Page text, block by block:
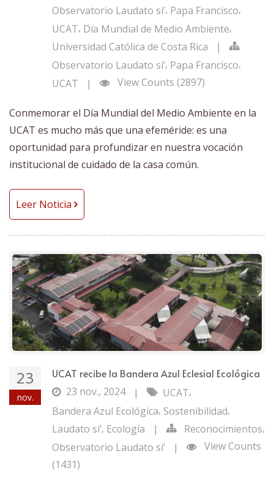
Observatorio Laudato si’, Papa Francisco,
UCAT, Día Mundial de Medio Ambiente,
Universidad Católica de Costa Rica
|
Observatorio Laudato si’, Papa Francisco,
UCAT
| View Counts (2897)
Conmemorar el Día Mundial del Medio Ambiente en la
UCAT es mucho más que una efeméride: es una
oportunidad para profundizar en nuestra vocación
institucional de cuidado de la casa común.
Leer Noticia
23
nov.
UCAT recibe la Bandera Azul Eclesial Ecológica
23 nov., 2024
| UCAT,
Bandera Azul Ecológica, Sostenibilidad,
Laudato si’, Ecología | Reconocimientos,
Observatorio Laudato si’
|
View Counts
(1431)